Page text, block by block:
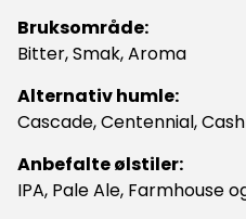
Bruksområde:
Bitter, Smak, Aroma
Alternativ humle:
Cascade, Centennial,
Anbefalte ølstiler:
IPA, Pale Ale, Farmhouse